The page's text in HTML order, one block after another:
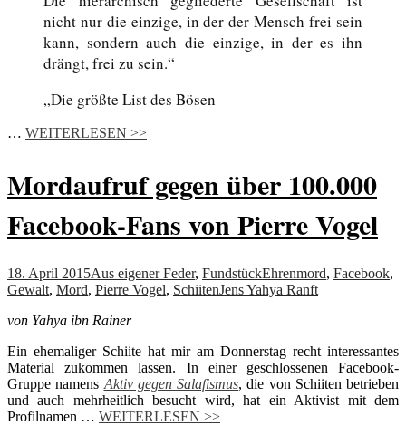
nicht nur die einzige, in der der Mensch frei sein
kann, sondern auch die einzige, in der es ihn
drängt, frei zu sein.“
„Die größte List des Bösen
… WEITERLESEN >>
Mordaufruf gegen über 100.000
Facebook-Fans von Pierre Vogel
18. April 2015Aus eigener Feder, FundstückEhrenmord, Facebook,
Gewalt, Mord, Pierre Vogel, SchiitenJens Yahya Ranft
von Yahya ibn Rainer
Ein ehemaliger Schiite hat mir am Donnerstag recht interessantes
Material zukommen lassen. In einer geschlossenen Facebook-
Gruppe namensAktiv gegen Salafismus, die von Schiiten betrieben
und auch mehrheitlich besucht wird, hat ein Aktivist mit dem
Profilnamen … WEITERLESEN >>